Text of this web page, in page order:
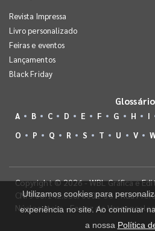
Revista Impressa
Livro personalizado
Feiras e eventos
Lançamentos
Black Friday
Glossário
A B C D E F G H I
O
P Q R S T U V
Copyright © 2026 - WBL Gráfica e
CNPJ 08.142.850/0001-36 - Rua
Núcleo Itaim - Ferraz de
Utilizamos cookies para
experiência no site. Ao continuar
a nossa Política